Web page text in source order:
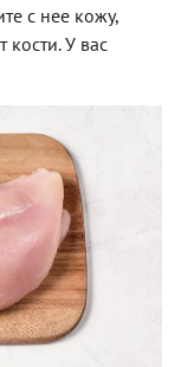
с нее кожу,
У вас